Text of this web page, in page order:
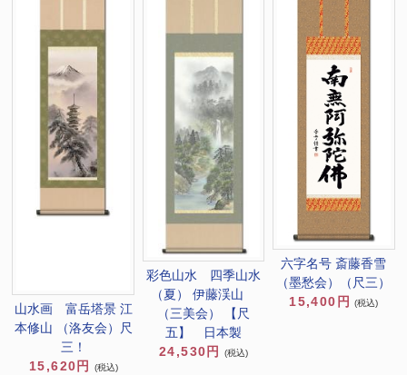
山水画 富岳塔景 江
本修山 （洛友会）尺
三！
15,620円
(税込)
彩色山水 四季山水
（夏） 伊藤渓山
（三美会） 【尺
五】 日本製
24,530円
(税込)
六字名号 斎藤香雪
（墨愁会）（尺三）
15,400円
(税込)